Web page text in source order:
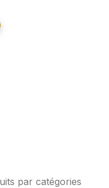
par catégories